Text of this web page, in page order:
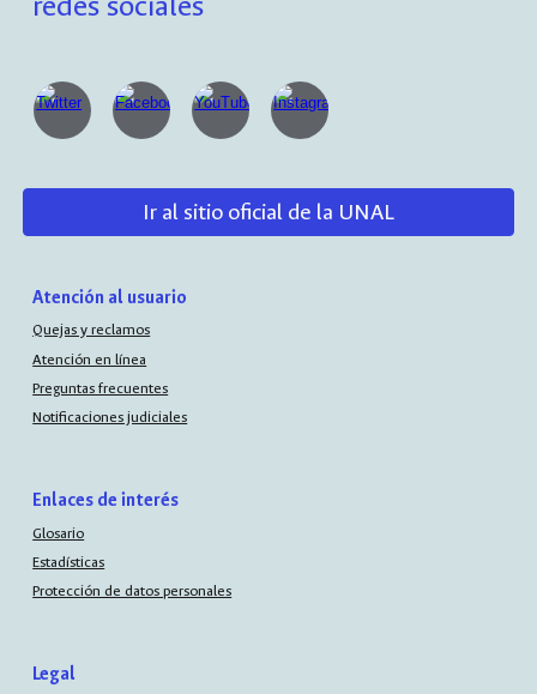
Ir al sitio oficial de la UNAL
Atención al usuario
Quejas y reclamos
Atención en línea
Preguntas frecuentes
Notificaciones judiciales
Enlaces de interés
Glosario
Estadísticas
Protección de datos personales
Legal